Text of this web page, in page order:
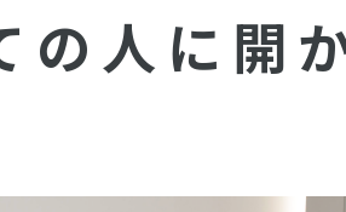
の人に 開